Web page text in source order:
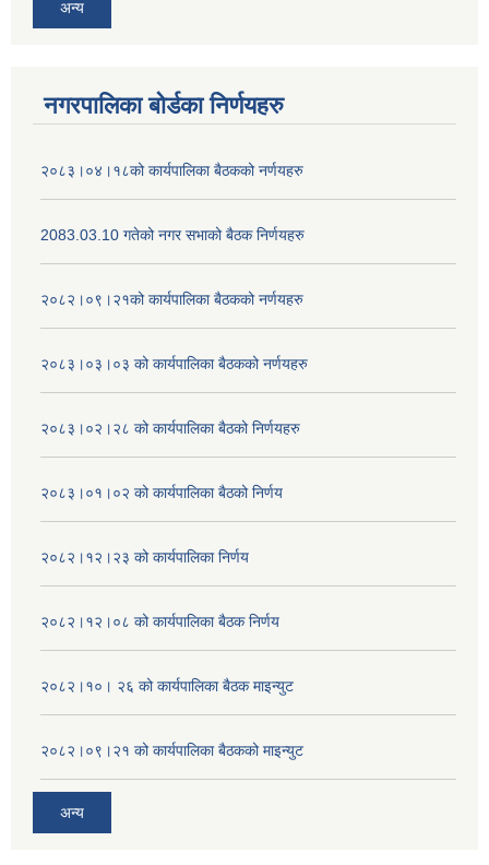
अन्य
नगरपालिका बोर्डका निर्णयहरु
२०८३।०४।१८को कार्यपालिका बैठकको नर्णयहरु
2083.03.10 गतेको नगर सभाको बैठक निर्णयहरु
२०८२।०९।२१को कार्यपालिका बैठकको नर्णयहरु
२०८३।०३।०३ को कार्यपालिका बैठकको नर्णयहरु
२०८३।०२।२८ को कार्यपालिका बैठको निर्णयहरु
२०८३।०१।०२ को कार्यपालिका बैठको निर्णय
२०८२।१२।२३ को कार्यपालिका निर्णय
२०८२।१२।०८ को कार्यपालिका बैठक निर्णय
२०८२।१०। २६ को कार्यपालिका बैठक माइन्युट
२०८२।०९।२१ को कार्यपालिका बैठकको माइन्युट
अन्य